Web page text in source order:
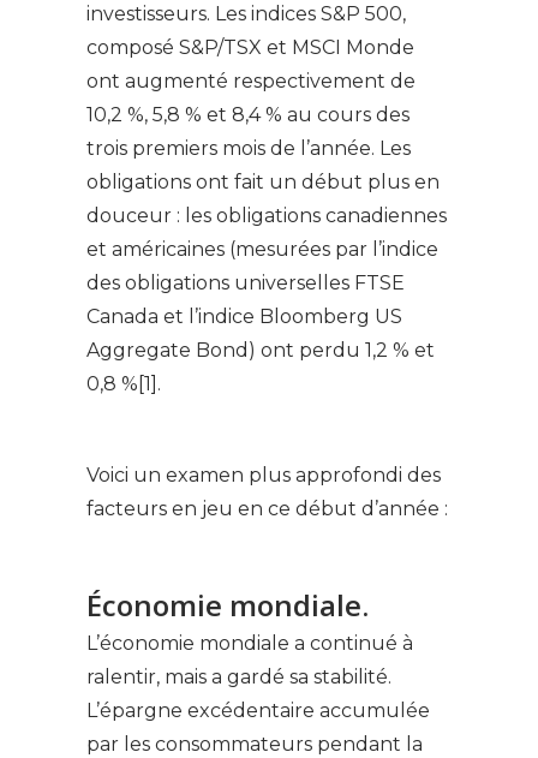
investisseurs. Les indices S&P 500,
composé S&P/TSX et MSCI Monde
ont augmenté respectivement de
10,2 %, 5,8 % et 8,4 % au cours des
trois premiers mois de l’année. Les
obligations ont fait un début plus en
douceur : les obligations canadiennes
et américaines (mesurées par l’indice
des obligations universelles FTSE
Canada et l’indice Bloomberg US
Aggregate Bond) ont perdu 1,2 % et
0,8 %[1].
Voici un examen plus approfondi des
facteurs en jeu en ce début d’année :
Économie mondiale.
L’économie mondiale a continué à
ralentir, mais a gardé sa stabilité.
L’épargne excédentaire accumulée
par les consommateurs pendant la